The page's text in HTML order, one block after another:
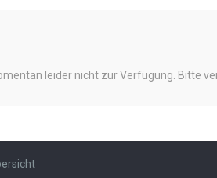
leider nicht zur Verfügung. Bitte